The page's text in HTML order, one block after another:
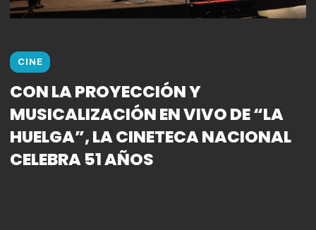
CINE
CON LA PROYECCIÓN Y
MUSICALIZACIÓN EN VIVO DE “LA
HUELGA”, LA CINETECA NACIONAL
CELEBRA 51 AÑOS